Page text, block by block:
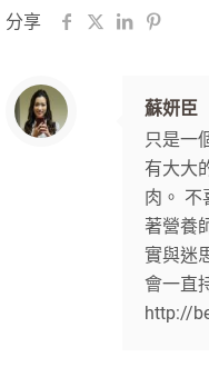
分享
蘇妍臣
只是一
有大大
肉。 不
著營養
實與迷
會一直
http://